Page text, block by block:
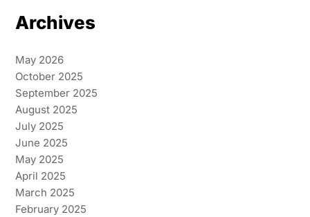
Archives
May 2026
October 2025
September 2025
August 2025
July 2025
June 2025
May 2025
April 2025
March 2025
February 2025